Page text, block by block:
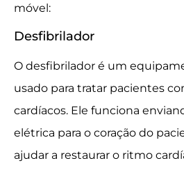
móvel:
Desfibrilador
O desfibrilador é um
usado para tratar pacientes
cardíacos. Ele funciona
elétrica para o coração do
ajudar a restaurar o ritmo